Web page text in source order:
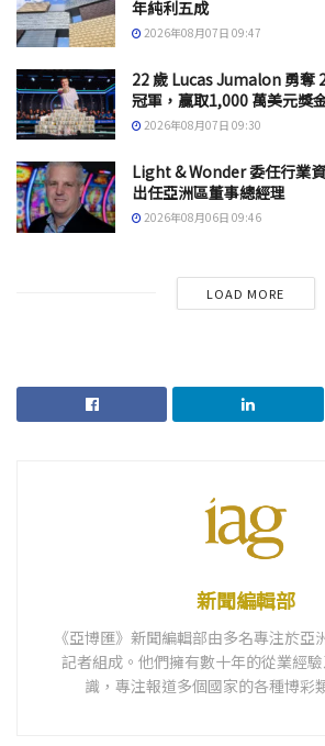
年純利五成
2026年08月07日 09:47
22 歲 Lucas Jumalon 勇奪
冠軍，贏取1,000 萬美元獎
2026年08月07日 09:30
Light & Wonder 委任行業
出任亞洲區董事總經理
2026年08月06日 09:46
LOAD MORE
新聞編輯部
《亞博匯》新聞編輯部由多名專注於亞
記者組成。他們擁有數十年的從業經
識，專注報道多個國家的各種博彩